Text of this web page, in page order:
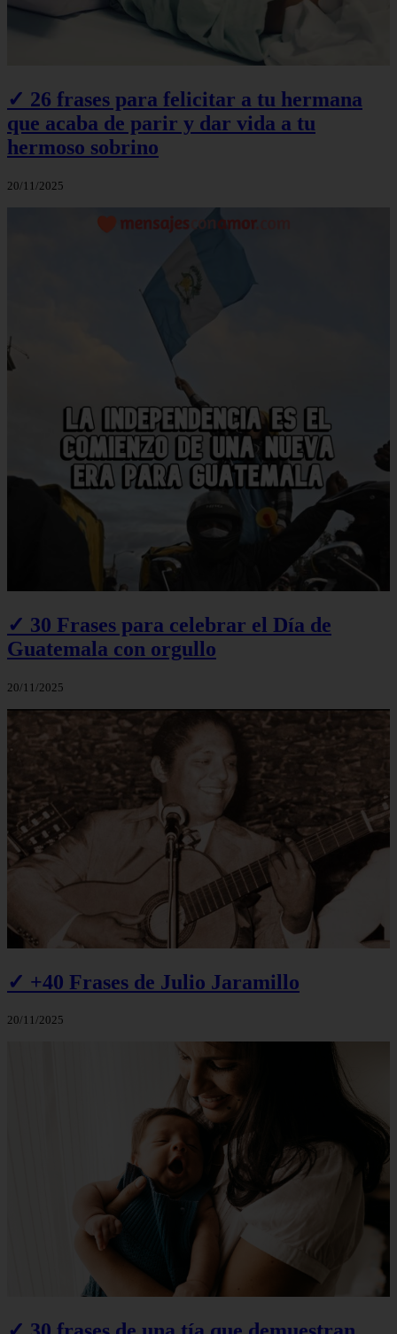
✓ 26 frases para felicitar a tu hermana
que acaba de parir y dar vida a tu
hermoso sobrino
20/11/2025
✓ 30 Frases para celebrar el Día de
Guatemala con orgullo
20/11/2025
✓ +40 Frases de Julio Jaramillo
20/11/2025